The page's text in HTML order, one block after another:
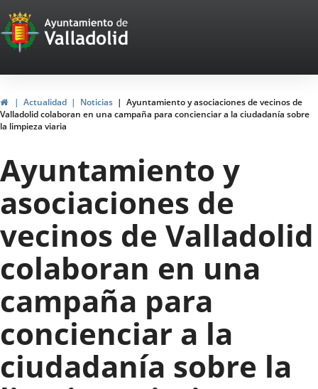
Portal
Web
del
Ayuntamiento
de
Valladolid
HomeActualidad Noticias
Ayuntamiento y asociaciones de vecinos de
Valladolid colaboran en una campaña para concienciar a la ciudadanía sobre
la limpieza viaria
Ayuntamiento y
asociaciones de
vecinos de Valladolid
colaboran en una
campaña para
concienciar a la
ciudadanía sobre la